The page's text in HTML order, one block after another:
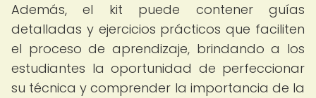
Además, el kit puede contener guías
detalladas y ejercicios prácticos que faciliten
el proceso de aprendizaje, brindando a los
estudiantes la oportunidad de perfeccionar
su técnica y comprender la importancia de la